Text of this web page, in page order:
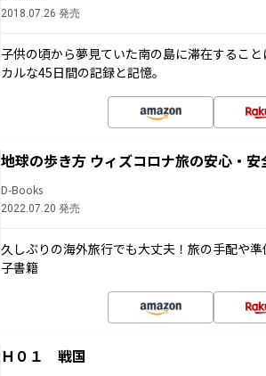
2018.07.26 発売
子供の頃から夢見ていた南の島に滞在するこ
カルな45日間の記録と記憶。
地球の歩き方 ウィズコロナ旅の安心・安
D-Books
2022.07.20 発売
久しぶりの海外旅行でも大丈夫！旅の手配や
子書籍
Ｈ０１ 戦国